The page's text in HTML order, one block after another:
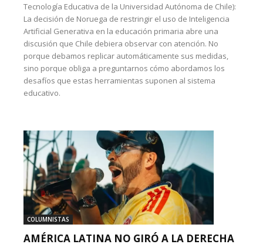
Tecnología Educativa de la Universidad Autónoma de Chile):
La decisión de Noruega de restringir el uso de Inteligencia
Artificial Generativa en la educación primaria abre una
discusión que Chile debiera observar con atención. No
porque debamos replicar automáticamente sus medidas,
sino porque obliga a preguntarnos cómo abordamos los
desafíos que estas herramientas suponen al sistema
educativo.
COLUMNISTAS
AMÉRICA LATINA NO GIRÓ A LA DERECHA